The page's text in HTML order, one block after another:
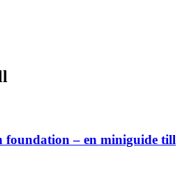
foundation – en miniguide till